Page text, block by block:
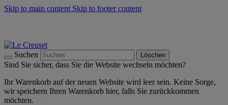
Skip to main content Skip to footer content
Suchen Löschen
Sind Sie sicher, dass Sie die Website wechseln möchten?
Ihr Warenkorb auf der neuen Website wird leer sein. Keine Sorge,
wir speichern Ihren Warenkorb hier, falls Sie zurückkommen
möchten.